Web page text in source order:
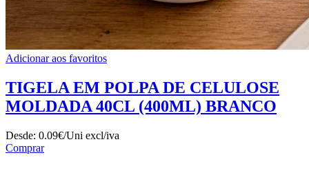
Adicionar aos favoritos
TIGELA EM POLPA DE CELULOSE
MOLDADA 40CL (400ML) BRANCO
Desde: 0.09€/Uni excl/iva
Comprar